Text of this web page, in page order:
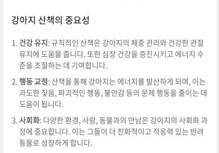
강아지 산책의 중요성
건강 유지: 규칙적인 산책은 강아지의 체중 관리와 건강한 관절
유지에 도움을 줍니다. 또한 심장 건강을 증진시키고 에너지 수
준을 조절하는 데 기여합니다.
행동 교정: 산책을 통해 강아지는 에너지를 발산하게 되며, 이는
과도한 짖음, 파괴적인 행동, 불안감 등의 문제 행동을 줄이는 데
도움이 됩니다.
사회화: 다양한 환경, 사람, 동물과의 만남은 강아지의 사회화 과
정에 중요합니다. 이는 그들이 더 친화적이고 적응력 있는 반려
동물로 성장하게 합니다.